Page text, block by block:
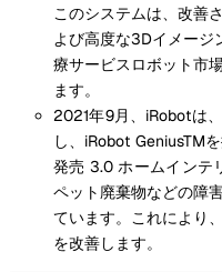
このシステムは、改善
よび高度な3Dイメージ
療サービスロボット市
ます。
2021年9月、iRobotは
し、iRobot GeniusTM
発売 3.0 ホームインテ
ペット廃棄物などの障
ています。これにより
を改善します。